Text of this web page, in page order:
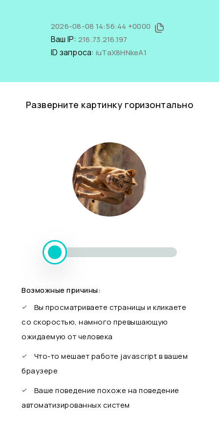
2026-08-08 14:56:44 +0000
Ваш IP: 216.73.216.197
ID запроса: iuTaX8HNkeA1
Разверните картинку горизонтально
Возможные причины:
Вы просматриваете страницы и кликаете
со скоростью, намного превышающую
ожидаемую от человека
Что-то мешает работе javascript в вашем
браузере
Ваше поведение похоже на поведение
автоматизированных систем